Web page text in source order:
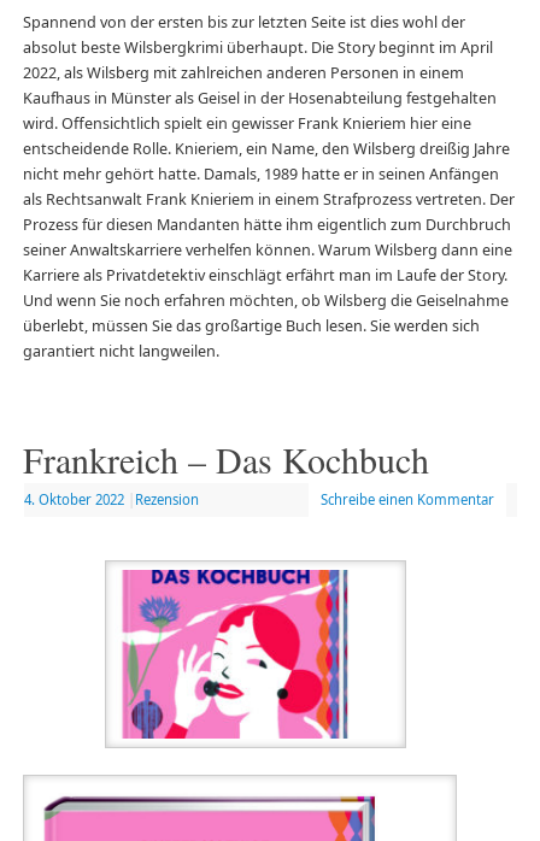
Spannend von der ersten bis zur letzten Seite ist dies wohl der
absolut beste Wilsbergkrimi überhaupt. Die Story beginnt im April
2022, als Wilsberg mit zahlreichen anderen Personen in einem
Kaufhaus in Münster als Geisel in der Hosenabteilung festgehalten
wird. Offensichtlich spielt ein gewisser Frank Knieriem hier eine
entscheidende Rolle. Knieriem, ein Name, den Wilsberg dreißig Jahre
nicht mehr gehört hatte. Damals, 1989 hatte er in seinen Anfängen
als Rechtsanwalt Frank Knieriem in einem Strafprozess vertreten. Der
Prozess für diesen Mandanten hätte ihm eigentlich zum Durchbruch
seiner Anwaltskarriere verhelfen können. Warum Wilsberg dann eine
Karriere als Privatdetektiv einschlägt erfährt man im Laufe der Story.
Und wenn Sie noch erfahren möchten, ob Wilsberg die Geiselnahme
überlebt, müssen Sie das großartige Buch lesen. Sie werden sich
garantiert nicht langweilen.
Frankreich – Das Kochbuch
4. Oktober 2022 Rezension Schreibe einen Kommentar